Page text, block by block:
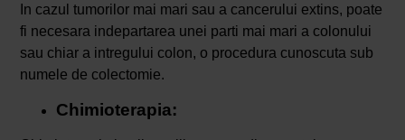
In cazul tumorilor mai mari sau a cancerului extins, poate
fi necesara indepartarea unei parti mai mari a colonului
sau chiar a intregului colon, o procedura cunoscuta sub
numele de colectomie.
Chimioterapia: